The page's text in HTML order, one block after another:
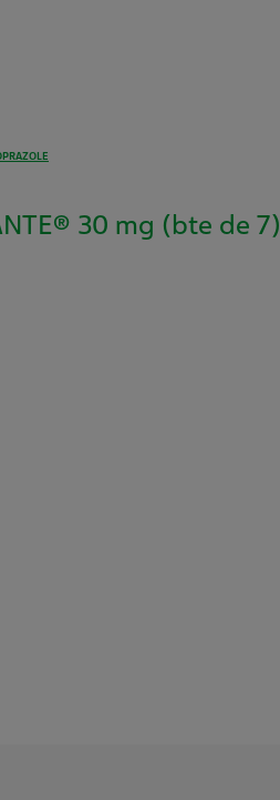
30 mg (bte de 7)